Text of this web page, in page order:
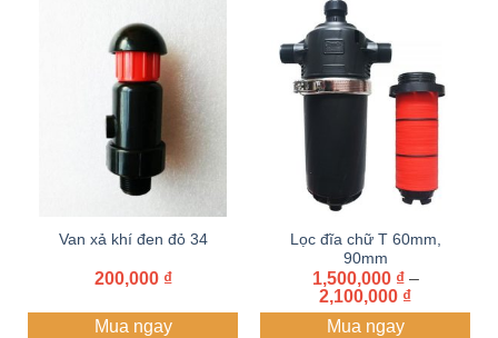
Van xả khí đen đỏ 34
200,000 ₫
Mua ngay
Lọc đĩa chữ T 60mm,
90mm
1,500,000 ₫ –
2,100,000 ₫Khoảng
giá:
Mua ngay